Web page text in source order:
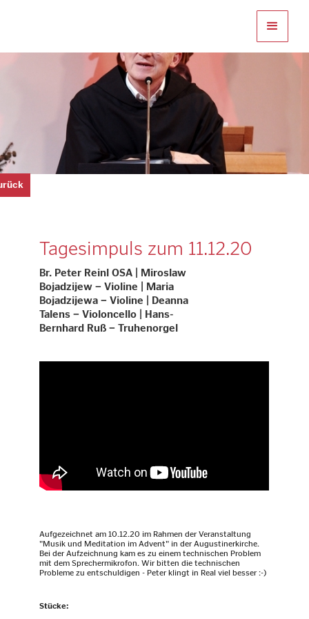
Tagesimpuls zum 11.12.20
Br. Peter Reinl OSA | Miroslaw
Bojadzijew − Violine | Maria
Bojadzijewa − Violine | Deanna
Talens − Violoncello | Hans-
Bernhard Ruß − Truhenorgel
Aufgezeichnet am 10.12.20 im Rahmen der Veranstaltung
"Musik und Meditation im Advent" in der Augustinerkirche.
Bei der Aufzeichnung kam es zu einem technischen Problem
mit dem Sprechermikrofon. Wir bitten die technischen
Probleme zu entschuldigen - Peter klingt in Real viel besser :-)
Stücke: